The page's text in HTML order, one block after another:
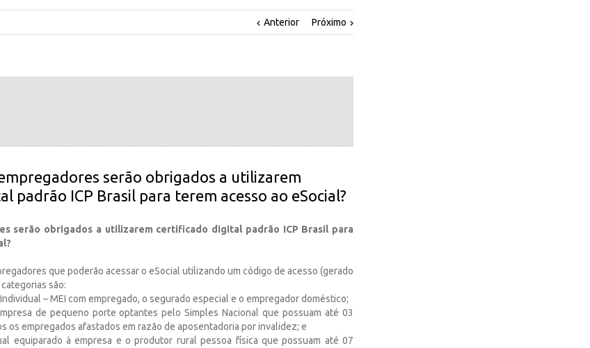
Anterior Próximo
serão obrigados a utilizarem
padrão ICP Brasil para terem acesso ao eSocial?
serão obrigados a utilizarem certificado digital padrão ICP Brasil para
que poderão acessar o eSocial utilizando um código de acesso (gerado
são:
– MEI com empregado, o segurado especial e o empregador doméstico;
de pequeno porte optantes pelo Simples Nacional que possuam até 03
os empregados afastados em razão de aposentadoria por invalidez; e
equiparado à empresa e o produtor rural pessoa física que possuam até 07